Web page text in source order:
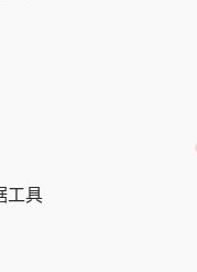
工具